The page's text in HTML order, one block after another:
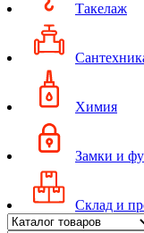
Такелаж
Химия
Замки и
Склад и